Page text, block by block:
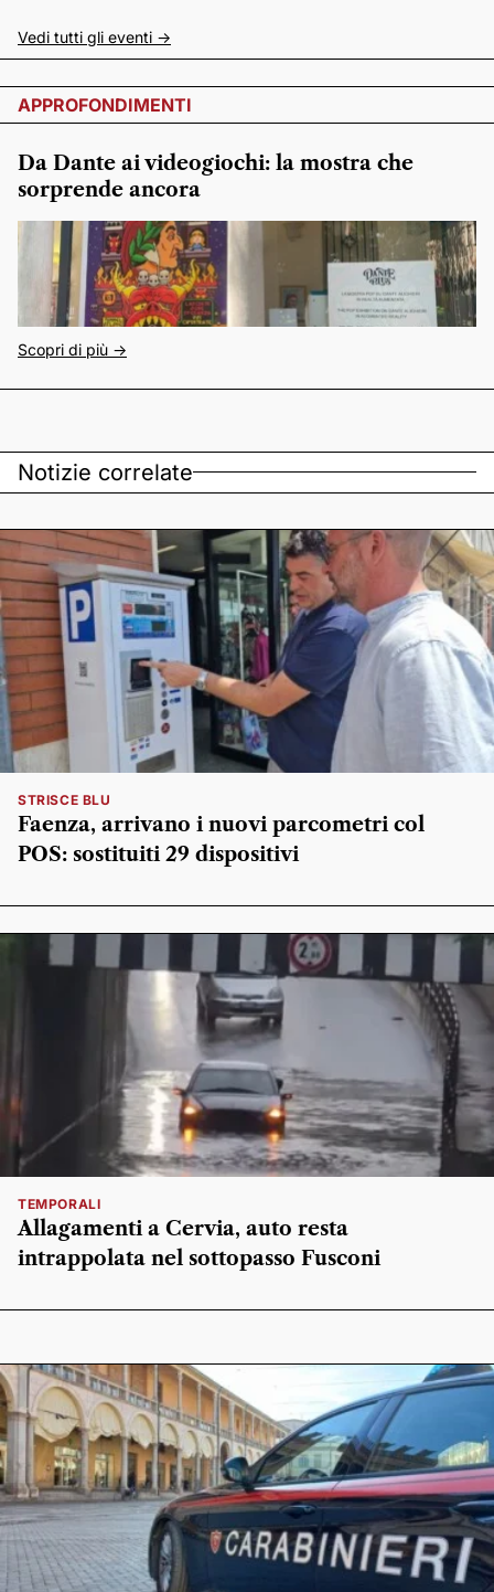
Vedi tutti gli eventi ->
APPROFONDIMENTI
Da Dante ai videogiochi: la mostra che
sorprende ancora
Scopri di più ->
Notizie correlate
STRISCE BLU
Faenza, arrivano i nuovi parcometri col
POS: sostituiti 29 dispositivi
TEMPORALI
Allagamenti a Cervia, auto resta
intrappolata nel sottopasso Fusconi